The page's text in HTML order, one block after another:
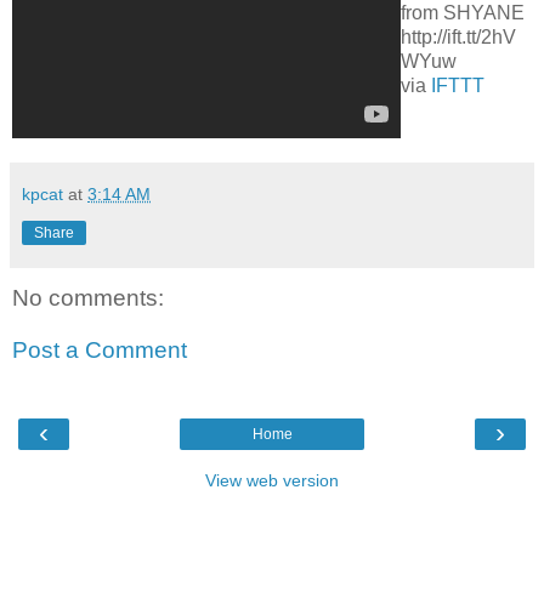
from SHYANE
http://ift.tt/2hV
WYuw
via
IFTTT
kpcat at 3:14 AM
Share
No comments:
Post a Comment
‹ ›
Home
View web version